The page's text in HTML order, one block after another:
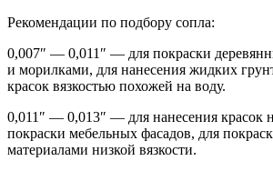
Рекомендации по подбору сопла:
0,007″ — 0,011″ — для покраски
и морилками, для нанесения жидких
красок вязкостью похожей на воду.
0,011″ — 0,013″ — для нанесения красок
покраски мебельных фасадов, для
материалами низкой вязкости.